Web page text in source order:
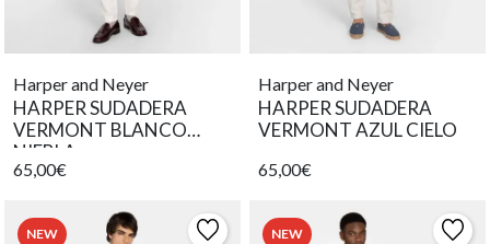
Harper and Neyer
HARPER SUDADERA
VERMONT BLANCO
NIEBLA
65,00€
Harper and Neyer
HARPER SUDADERA
VERMONT AZUL CIELO
65,00€
NEW NEW